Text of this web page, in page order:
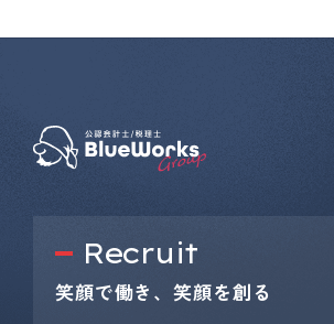
Recruit
笑顔で働き、笑顔を創る